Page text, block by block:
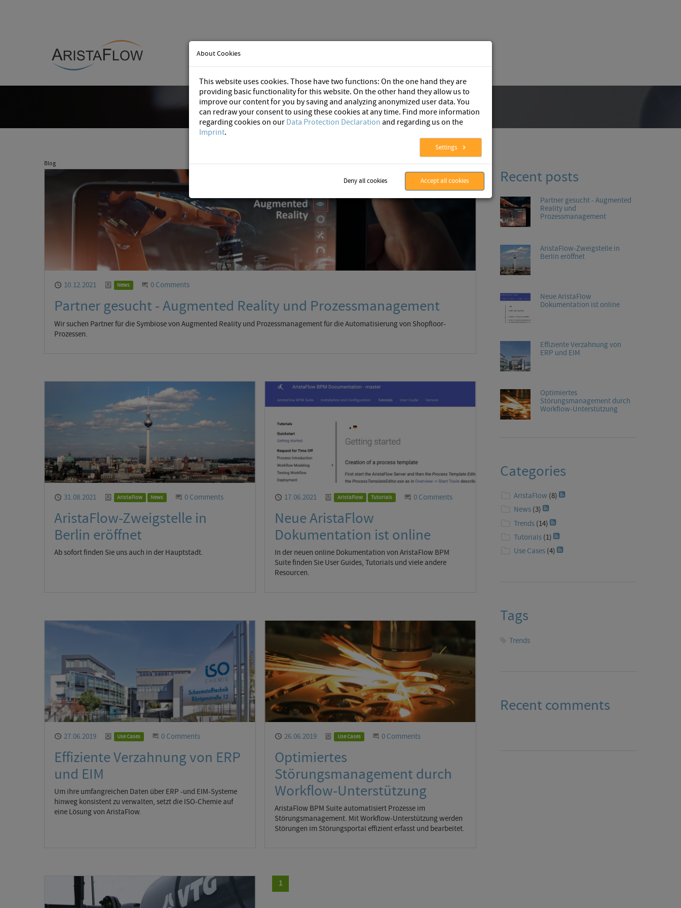
Blog
Blog
Published
10.12.2021 Category
News Start the Conversation
0 Comments
Partner gesucht - Augmented Reality und Prozessmanagement
Wir suchen Partner für die Symbiose von Augmented Reality und Prozessmanagement für die Automatisierung von Shopfloor-
Prozessen.
Published
31.08.2021 Categories
AristaFlow News Start the Conversation
0 Comments
AristaFlow-Zweigstelle in
Berlin eröffnet
Ab sofort finden Sie uns auch in der Hauptstadt.
Published
17.06.2021 Categories
AristaFlow Tutorials Start the Conversation
0 Comments
Neue AristaFlow
Dokumentation ist online
In der neuen online Dokumentation von AristaFlow BPM
Suite finden Sie User Guides, Tutorials und viele andere
Resourcen.
Published
27.06.2019 Category
Use Cases Start the Conversation
0 Comments
Effiziente Verzahnung von ERP
und EIM
Um ihre umfangreichen Daten über ERP -und EIM-Systeme
hinweg konsistent zu verwalten, setzt die ISO-Chemie auf
eine Lösung von AristaFlow.
Published
26.06.2019 Category
Use Cases Start the Conversation
0 Comments
Optimiertes
Störungsmanagement durch
Workflow-Unterstützung
AristaFlow BPM Suite automatisiert Prozesse im
Störungsmanagement. Mit Workflow-Unterstützung werden
Störungen im Störungsportal effizient erfasst und bearbeitet.
1
Recent posts
Partner gesucht - Augmented
Reality und
Prozessmanagement
AristaFlow-Zweigstelle in
Berlin eröffnet
Neue AristaFlow
Dokumentation ist online
Effiziente Verzahnung von
ERP und EIM
Optimiertes
Störungsmanagement durch
Workflow-Unterstützung
Categories
AristaFlow (8)
News(3)
Trends(14)
Tutorials(1)
Use Cases(4)
Tags
Trends
Recent comments
About Cookies
This website uses cookies. Those have two functions: On the one hand they are
providing basic functionality for this website. On the other hand they allow us to
improve our content for you by saving and analyzing anonymized user data. You
can redraw your consent to using these cookies at any time. Find more information
regarding cookies on ourData Protection Declaration and regarding us on the
Imprint.
Settings
Deny all cookies Accept all cookies